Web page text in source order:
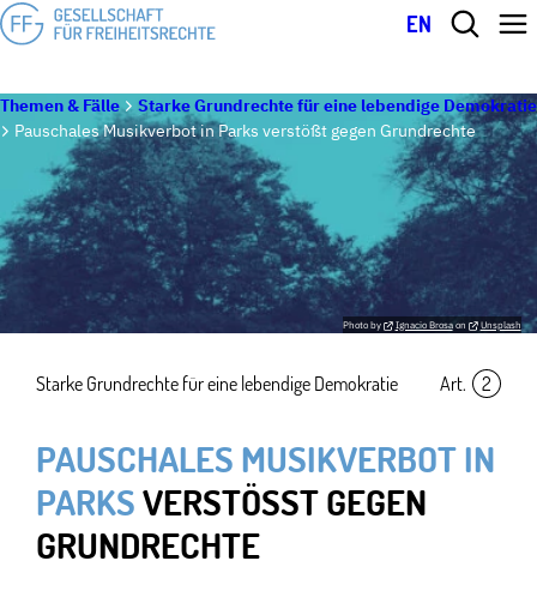
EN
Themen & Fälle
Starke Grundrechte für eine lebendige Demokratie
Pauschales Musikverbot in Parks verstößt gegen Grundrechte
Photo by Ignacio Brosaon Unsplash
Starke Grundrechte für eine lebendige Demokratie Art. 2
PAUSCHALES MUSIKVERBOT IN
PARKSVERSTÖSST GEGEN G
RUNDRECHTE